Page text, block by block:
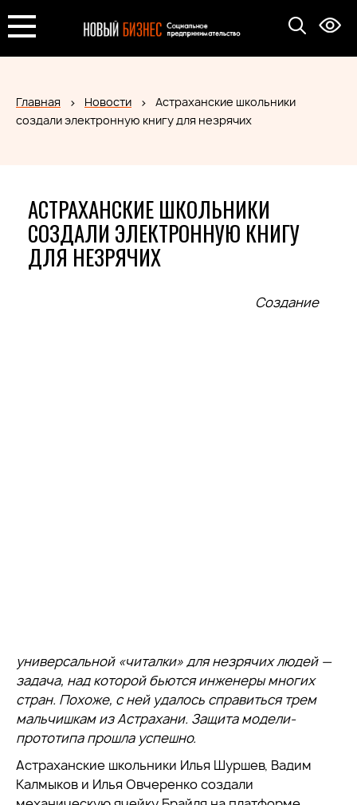
Главная Новости
Астраханские школьники
создали электронную книгу для незрячих
АСТРАХАНСКИЕ ШКОЛЬНИКИ
СОЗДАЛИ ЭЛЕКТРОННУЮ КНИГУ
ДЛЯ НЕЗРЯЧИХ
Создание
универсальной «читалки» для незрячих людей —
задача, над которой бьются инженеры многих
стран. Похоже, с ней удалось справиться трем
мальчишкам из Астрахани. Защита модели-
прототипа прошла успешно.
Астраханские школьники Илья Шуршев, Вадим
Калмыков и Илья Овчеренко создали